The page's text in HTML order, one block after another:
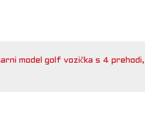
model golf vozička s 4